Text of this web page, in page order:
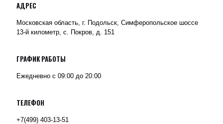
АДРЕС
Московская область, г. Подольск, Симферопольское шоссе
13-й километр, с. Покров, д. 151
ГРАФИК РАБОТЫ
Ежедневно с 09:00 до 20:00
ТЕЛЕФОН
+7(499) 403-13-51